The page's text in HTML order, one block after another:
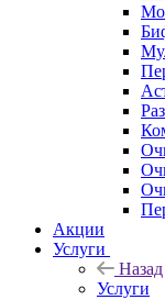
Акции
Услуги
Назад
Услуги